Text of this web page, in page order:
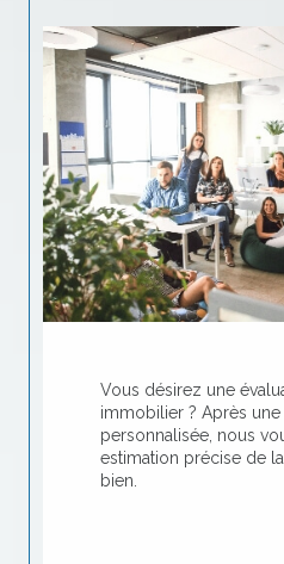
Vous désirez une
immobilier ? Après
personnalisée, nous
estimation précise de
bien.